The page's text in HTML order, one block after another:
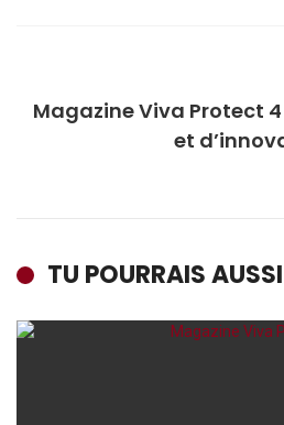
Magazine Viva Protect
et
TU POURRAIS